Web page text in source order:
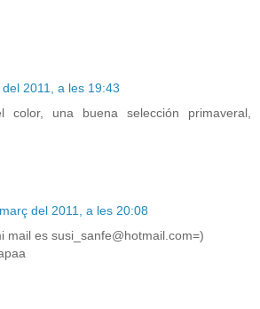
2011, a les 19:43
color, una buena selección primaveral,
del 2011, a les 20:08
mail es susi_sanfe@hotmail.com=)